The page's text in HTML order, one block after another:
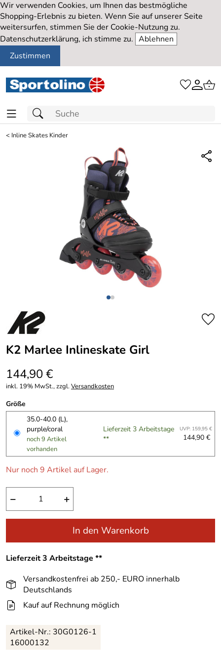
Wir verwenden Cookies, um Ihnen das bestmögliche
Shopping-Erlebnis zu bieten. Wenn Sie auf unserer Seite
weitersurfen, stimmen Sie der Cookie-Nutzung zu.
Datenschutzerklärung, ich stimme zu. Ablehnen
Zustimmen
< Inline Skates Kinder
K2 Marlee Inlineskate Girl
144,90 €
inkl. 19% MwSt., zzgl.Versandkosten
Größe
35.0-40.0 (L),
purple/coral
noch 9 Artikel
vorhanden
Lieferzeit 3 Arbeitstage
**
UVP: 159,95 €
144,90 €
Nur noch 9 Artikel auf Lager.
− +
In den Warenkorb
Lieferzeit 3 Arbeitstage **
Versandkostenfrei ab 250,- EURO innerhalb
Deutschlands
Kauf auf Rechnung möglich
Artikel-Nr.: 30G0126-1
16000132